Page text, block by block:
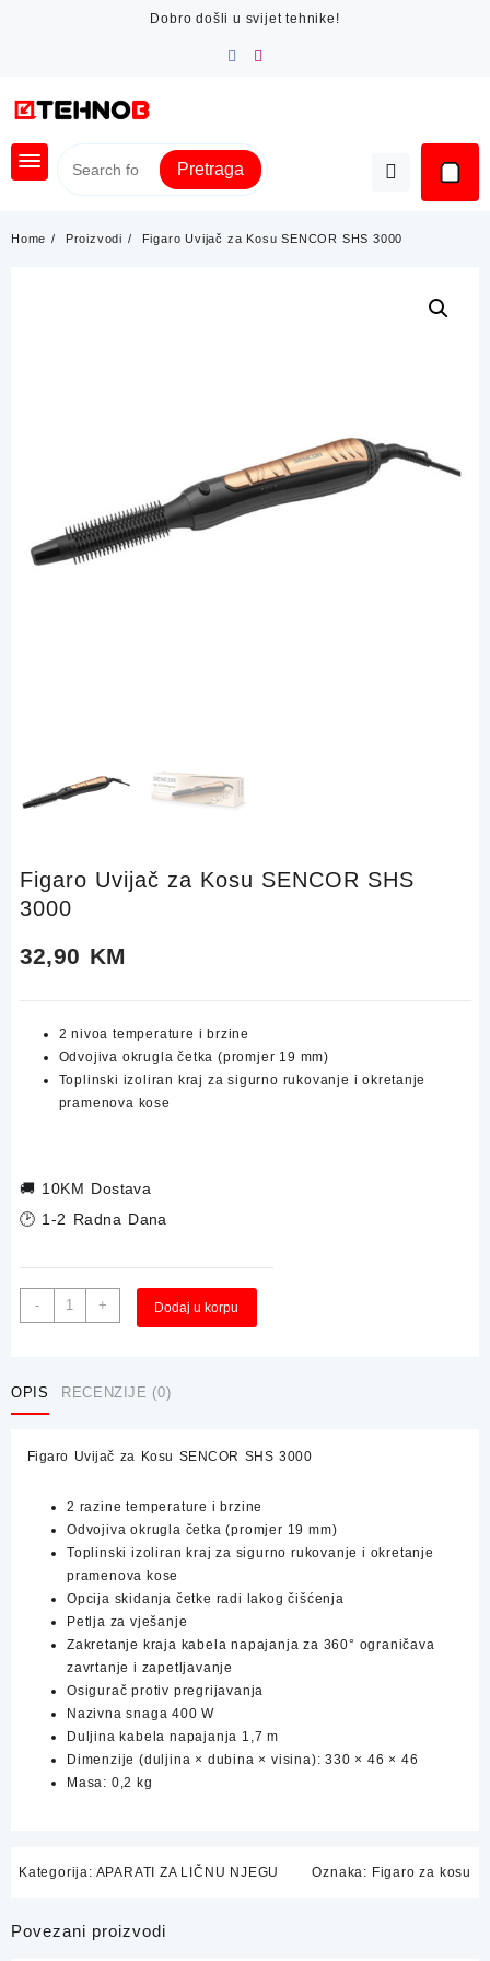
Dobro došli u svijet tehnike!
Pretraga
Home Proizvodi Figaro Uvijač za Kosu SENCOR SHS 3000
Figaro Uvijač za Kosu SENCOR SHS
3000
32,90 KM
2 nivoa temperature i brzine
Odvojiva okrugla četka (promjer 19 mm)
Toplinski izoliran kraj za sigurno rukovanje i okretanje
pramenova kose
🚚 10KM Dostava
🕑 1-2 Radna Dana
-
Figaro
Uvijač
SENCOR
količina
+ Dodaj u korpu
OPIS RECENZIJE (0)
Figaro Uvijač za Kosu SENCOR SHS 3000
2 razine temperature i brzine
Odvojiva okrugla četka (promjer 19 mm)
Toplinski izoliran kraj za sigurno rukovanje i okretanje
pramenova kose
Opcija skidanja četke radi lakog čišćenja
Petlja za vješanje
Zakretanje kraja kabela napajanja za 360° ograničava
zavrtanje i zapetljavanje
Osigurač protiv pregrijavanja
Nazivna snaga 400 W
Duljina kabela napajanja 1,7 m
Dimenzije (duljina × dubina × visina): 330 × 46 × 46
Masa: 0,2 kg
Kategorija: APARATI ZA LIČNU NJEGU Oznaka: Figaro za kosu
Povezani proizvodi